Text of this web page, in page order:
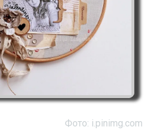
Фото: i.pinimg.com